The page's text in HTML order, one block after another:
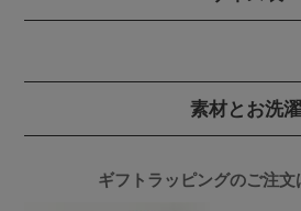
素材とお洗濯
ギフトラッピングのご注文